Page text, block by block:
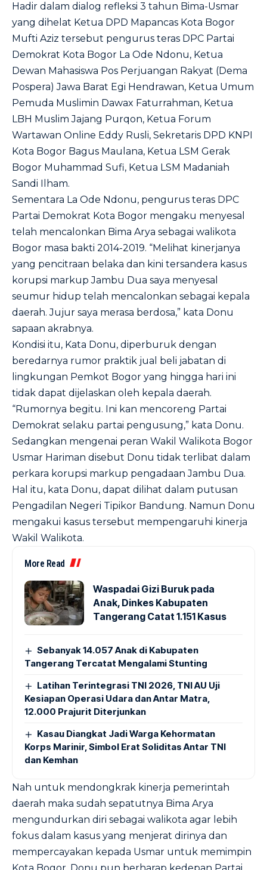
Hadir dalam dialog refleksi 3 tahun Bima-Usmar
yang dihelat Ketua DPD Mapancas Kota Bogor
Mufti Aziz tersebut pengurus teras DPC Partai
Demokrat Kota Bogor La Ode Ndonu, Ketua
Dewan Mahasiswa Pos Perjuangan Rakyat (Dema
Pospera) Jawa Barat Egi Hendrawan, Ketua Umum
Pemuda Muslimin Dawax Faturrahman, Ketua
LBH Muslim Jajang Purqon, Ketua Forum
Wartawan Online Eddy Rusli, Sekretaris DPD KNPI
Kota Bogor Bagus Maulana, Ketua LSM Gerak
Bogor Muhammad Sufi, Ketua LSM Madaniah
Sandi Ilham.
Sementara La Ode Ndonu, pengurus teras DPC
Partai Demokrat Kota Bogor mengaku menyesal
telah mencalonkan Bima Arya sebagai walikota
Bogor masa bakti 2014-2019. “Melihat kinerjanya
yang pencitraan belaka dan kini tersandera kasus
korupsi markup Jambu Dua saya menyesal
seumur hidup telah mencalonkan sebagai kepala
daerah. Jujur saya merasa berdosa,” kata Donu
sapaan akrabnya.
Kondisi itu, Kata Donu, diperburuk dengan
beredarnya rumor praktik jual beli jabatan di
lingkungan Pemkot Bogor yang hingga hari ini
tidak dapat dijelaskan oleh kepala daerah.
“Rumornya begitu. Ini kan mencoreng Partai
Demokrat selaku partai pengusung,” kata Donu.
Sedangkan mengenai peran Wakil Walikota Bogor
Usmar Hariman disebut Donu tidak terlibat dalam
perkara korupsi markup pengadaan Jambu Dua.
Hal itu, kata Donu, dapat dilihat dalam putusan
Pengadilan Negeri Tipikor Bandung. Namun Donu
mengakui kasus tersebut mempengaruhi kinerja
Wakil Walikota.
More Read
Waspadai Gizi Buruk pada
Anak, Dinkes Kabupaten
Tangerang Catat 1.151 Kasus
Sebanyak 14.057 Anak di Kabupaten
Tangerang Tercatat Mengalami Stunting
Latihan Terintegrasi TNI 2026, TNI AU Uji
Kesiapan Operasi Udara dan Antar Matra,
12.000 Prajurit Diterjunkan
Kasau Diangkat Jadi Warga Kehormatan
Korps Marinir, Simbol Erat Soliditas Antar TNI
dan Kemhan
Nah untuk mendongkrak kinerja pemerintah
daerah maka sudah sepatutnya Bima Arya
mengundurkan diri sebagai walikota agar lebih
fokus dalam kasus yang menjerat dirinya dan
mempercayakan kepada Usmar untuk memimpin